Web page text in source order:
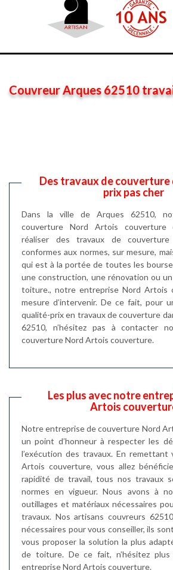
Couvreur Arques 62510
Des travaux de couverture
prix pas cher
Dans la ville de Arques 62510,
couverture Nord Artois
réaliser des travaux de
conformes aux normes, sur mesure,
qui est à la portée de toutes les
une construction, une rénovation ou
toiture., notre entreprise Nord Artois
mesure d’intervenir. De ce fait, pour
qualité-prix en travaux de couverture
62510, n’hésitez pas à contacter
couverture Nord Artois couverture.
Les plus avec notre
Artois
Notre entreprise de couverture Nord
un point d’honneur à respecter les
l’exécution des travaux. En remettant
Artois couverture, vous allez
rapidité de travail, tous nos travaux
normes en vigueur. Nous avons à
outillages et matériaux nécessaires
travaux. Nos artisans couvreurs
nécessaires pour vous conseiller, ils
vous proposer la solution la plus
de toiture. De ce fait, n’hésitez
entreprise Nord Artois couverture.